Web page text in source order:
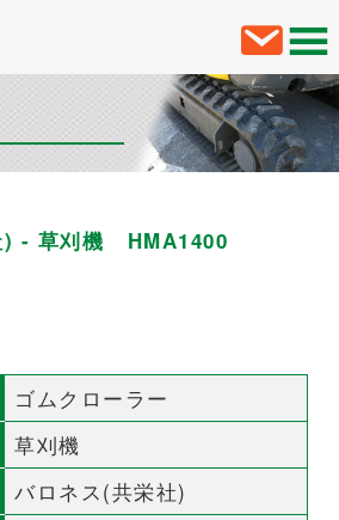
) - 草刈機 HMA1400
ゴムクローラー
草刈機
バロネス(共栄社)